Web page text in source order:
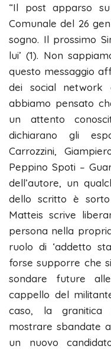
“Il post apparso
Comunale del 26
sogno. Il prossimo
lui’ (1). Non
questo messaggio
dei social network
abbiamo pensato
un attento
dichiarano gli
Carrozzini,
Peppino Spoti –
dell’autore, un
dello scritto è
Matteis scrive
persona nella
ruolo di ‘addetto
forse supporre che
sondare future
cappello del
caso, la granitica
mostrare sbandate
un nuovo